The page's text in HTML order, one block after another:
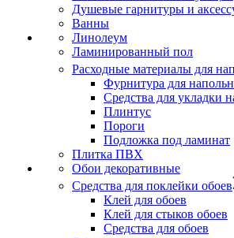
Душевые гарнитуры и
Ванны
Линолеум
Ламинированный пол
Расходные материалы для
Фурнитура для
Средства для укладки
Плинтус
Пороги
Подложка под ламинат
Плитка ПВХ
Обои декоративные
Средства для поклейки обоев
Клей для обоев
Клей для стыков обоев
Средства для обоев